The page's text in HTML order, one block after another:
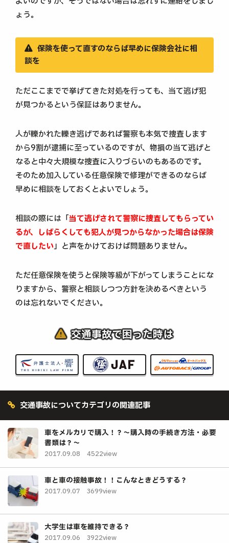
ょう。
保険を使って直すのならば早めに保険会社に相
談を
ただここまでで挙げてきた対処を行っても、当て逃げ犯
が見つかるという保証はありません。
人が轢かれた轢き逃げであれば警察も本気で捜査します
から9割が逮捕に至っているのですが、物損の当て逃げと
なると中々大規模な捜査に入りづらいのもあるのです。
そのため加入している任意保険で修理ができるのならば
早めに相談をしておくとよいでしょう。
相談の際には「当て逃げされて警察に捜査してもらってい
るが、しばらくしても犯人が見つからなかった場合は保険
で直したい」と声をかけておけば問題ありません。
ただ任意保険を使うと保険等級が下がってしまうことにな
りますから、警察と相談しつつ方針を決めるべきという
のは忘れないでください。
交通事故で困った時は
交通事故についてカテゴリの関連記事
車をメルカリで購入！？～購入時の手続き方法・必要
書類は？～
2017.09.08 4522view
車と車の接触事故！！こんなときどうする？
2017.09.07 3699view
大学生は車を維持できる？
2017.09.06 3922view